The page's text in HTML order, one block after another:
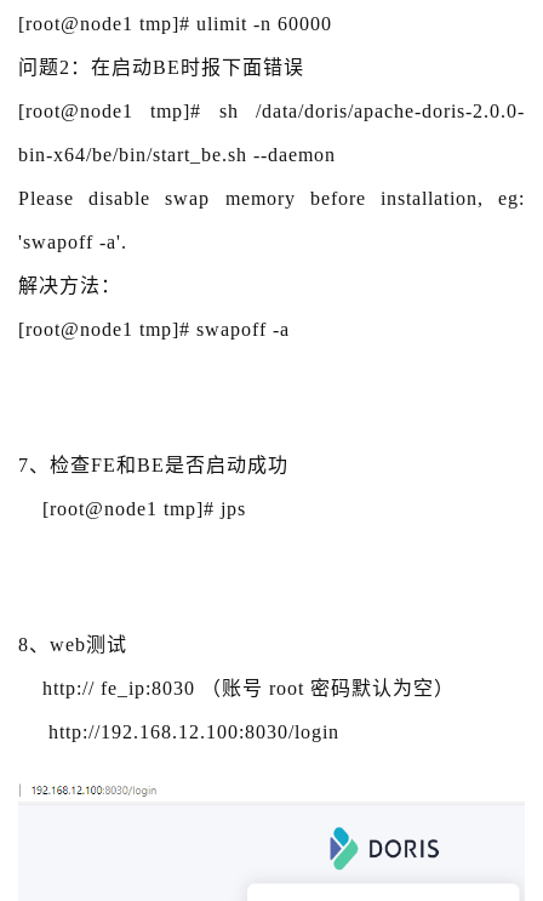
[root@node1 tmp]# ulimit -n 60000
问题2：在启动BE时报下面错误
[root@node1 tmp]# sh /data/doris/apache-doris-2.0.0-
bin-x64/be/bin/start_be.sh --daemon
Please disable swap memory before installation, eg:
'swapoff -a'.
解决方法：
[root@node1 tmp]# swapoff -a
7、检查FE和BE是否启动成功
[root@node1 tmp]# jps
8、web测试
http:// fe_ip:8030 （账号 root 密码默认为空）
http://192.168.12.100:8030/login